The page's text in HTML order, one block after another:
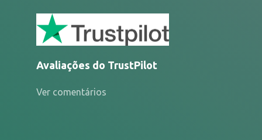
Avaliações do TrustPilot
Ver comentários